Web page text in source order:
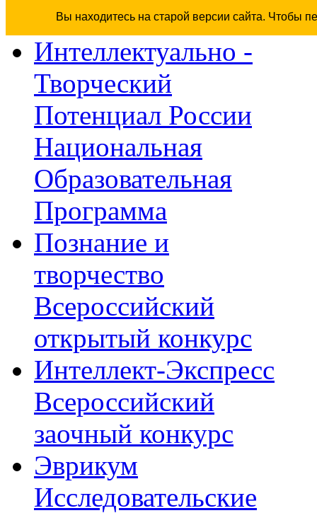
Вы находитесь на старой версии сайта. Чтобы
Интеллектуально -
Творческий
Потенциал России
Национальная
Образовательная
Программа
Познание и
творчество
Всероссийский
открытый конкурс
Интеллект-Экспресс
Всероссийский
заочный конкурс
Эврикум
Исследовательские